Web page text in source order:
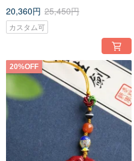
20,360円 25,450円
カスタム可
20%OFF